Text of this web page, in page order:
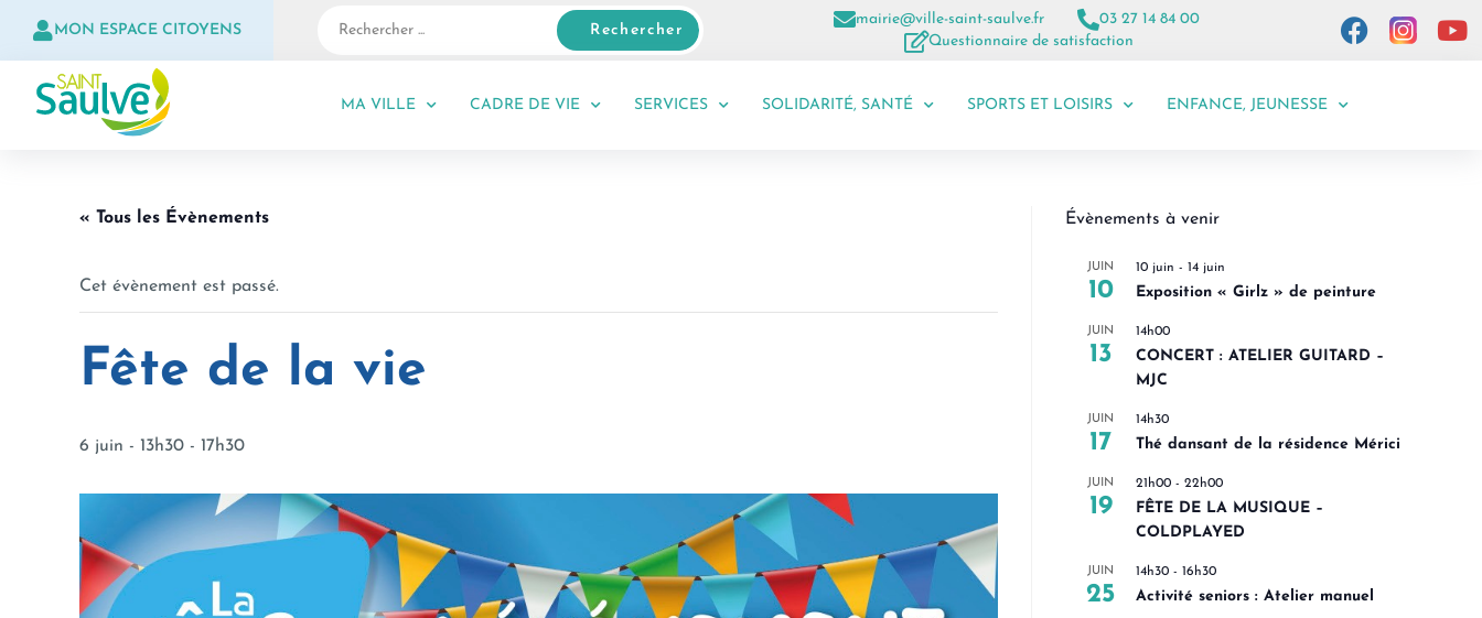
MON ESPACE CITOYENS Rechercher
mairie@ville-saint-saulve.fr
03 27 14 84 00
Questionnaire de satisfaction
MA VILLE CADRE DE VIE SERVICES SOLIDARITÉ, SANTÉ SPORTS ET LOISIRS ENFANCE, JEUNESSE
« Tous les Évènements
Cet évènement est passé.
Fête de la vie
6 juin - 13h30 - 17h30
Évènements à venir
JUIN
10
10 juin - 14 juin
Exposition « Girlz » de peinture
JUIN
13
14h00
CONCERT : ATELIER GUITARD –
MJC
JUIN
17
14h30
Thé dansant de la résidence Mérici
JUIN
19
21h00 - 22h00
FÊTE DE LA MUSIQUE –
COLDPLAYED
JUIN
25
14h30 - 16h30
Activité seniors : Atelier manuel